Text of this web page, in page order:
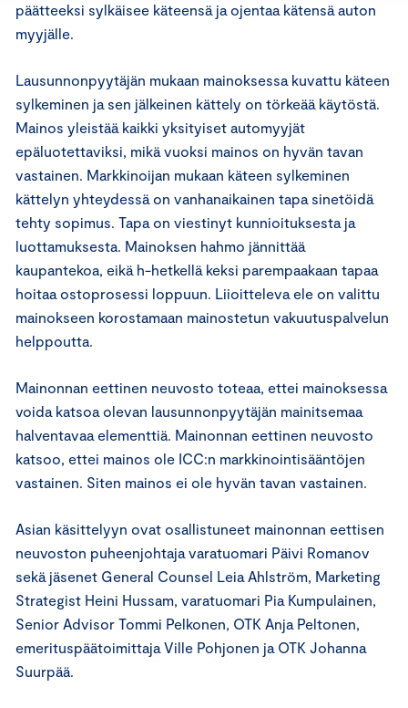
päätteeksi sylkäisee käteensä ja ojentaa kätensä auton
myyjälle.
Lausunnonpyytäjän mukaan mainoksessa kuvattu käteen
sylkeminen ja sen jälkeinen kättely on törkeää käytöstä.
Mainos yleistää kaikki yksityiset automyyjät
epäluotettaviksi, mikä vuoksi mainos on hyvän tavan
vastainen. Markkinoijan mukaan käteen sylkeminen
kättelyn yhteydessä on vanhanaikainen tapa sinetöidä
tehty sopimus. Tapa on viestinyt kunnioituksesta ja
luottamuksesta. Mainoksen hahmo jännittää
kaupantekoa, eikä h-hetkellä keksi parempaakaan tapaa
hoitaa ostoprosessi loppuun. Liioitteleva ele on valittu
mainokseen korostamaan mainostetun vakuutuspalvelun
helppoutta.
Mainonnan eettinen neuvosto toteaa, ettei mainoksessa
voida katsoa olevan lausunnonpyytäjän mainitsemaa
halventavaa elementtiä. Mainonnan eettinen neuvosto
katsoo, ettei mainos ole ICC:n markkinointisääntöjen
vastainen. Siten mainos ei ole hyvän tavan vastainen.
Asian käsittelyyn ovat osallistuneet mainonnan eettisen
neuvoston puheenjohtaja varatuomari Päivi Romanov
sekä jäsenet General Counsel Leia Ahlström, Marketing
Strategist Heini Hussam, varatuomari Pia Kumpulainen,
Senior Advisor Tommi Pelkonen, OTK Anja Peltonen,
emerituspäätoimittaja Ville Pohjonen ja OTK Johanna
Suurpää.